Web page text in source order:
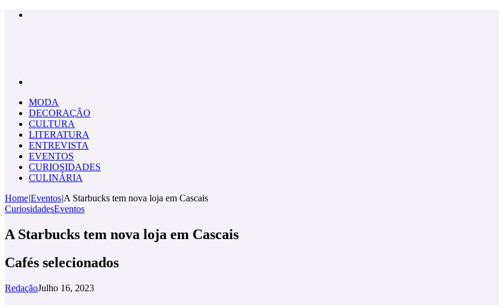
MODA
DECORAÇÃO
CULTURA
LITERATURA
ENTREVISTA
EVENTOS
CURIOSIDADES
CULINÁRIA
Home|Eventos|A Starbucks tem nova loja em Cascais
CuriosidadesEventos
A Starbucks tem nova loja em Cascais
Cafés selecionados
RedaçãoJulho 16, 2023